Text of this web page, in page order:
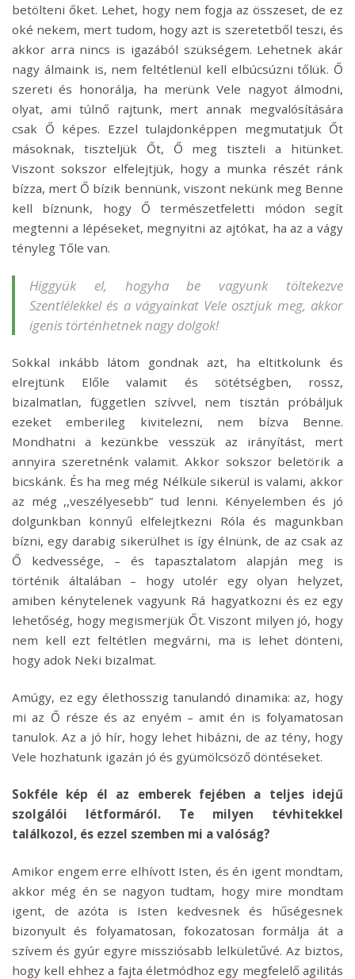
betölteni őket. Lehet, hogy nem fogja az összeset, de ez
oké nekem, mert tudom, hogy azt is szeretetből teszi, és
akkor arra nincs is igazából szükségem. Lehetnek akár
nagy álmaink is, nem feltétlenül kell elbúcsúzni tőlük. Ő
szereti és honorálja, ha merünk Vele nagyot álmodni,
olyat, ami túlnő rajtunk, mert annak megvalósítására
csak Ő képes. Ezzel tulajdonképpen megmutatjuk Őt
másoknak, tiszteljük Őt, Ő meg tiszteli a hitünket.
Viszont sokszor elfelejtjük, hogy a munka részét ránk
bízza, mert Ő bízik bennünk, viszont nekünk meg Benne
kell bíznunk, hogy Ő természetfeletti módon segít
megtenni a lépéseket, megnyitni az ajtókat, ha az a vágy
tényleg Tőle van.
Higgyük el, hogyha be vagyunk töltekezve
Szentlélekkel és a vágyainkat Vele osztjuk meg, akkor
igenis történhetnek nagy dolgok!
Sokkal inkább látom gondnak azt, ha eltitkolunk és
elrejtünk Előle valamit és sötétségben, rossz,
bizalmatlan, független szívvel, nem tisztán próbáljuk
ezeket emberileg kivitelezni, nem bízva Benne.
Mondhatni a kezünkbe vesszük az irányítást, mert
annyira szeretnénk valamit. Akkor sokszor beletörik a
bicskánk. És ha meg még Nélküle sikerül is valami, akkor
az még ,,veszélyesebb” tud lenni. Kényelemben és jó
dolgunkban könnyű elfelejtkezni Róla és magunkban
bízni, egy darabig sikerülhet is így élnünk, de az csak az
Ő kedvessége, – és tapasztalatom alapján meg is
történik általában – hogy utolér egy olyan helyzet,
amiben kénytelenek vagyunk Rá hagyatkozni és ez egy
lehetőség, hogy megismerjük Őt. Viszont milyen jó, hogy
nem kell ezt feltétlen megvárni, ma is lehet dönteni,
hogy adok Neki bizalmat.
Amúgy, ez egy élethosszig tanulandó dinamika: az, hogy
mi az Ő része és az enyém – amit én is folyamatosan
tanulok. Az a jó hír, hogy lehet hibázni, de az tény, hogy
Vele hozhatunk igazán jó és gyümölcsöző döntéseket.
Sokféle kép él az emberek fejében a teljes idejű
szolgálói létformáról. Te milyen tévhitekkel
találkozol, és ezzel szemben mi a valóság?
Amikor engem erre elhívott Isten, és én igent mondtam,
akkor még én se nagyon tudtam, hogy mire mondtam
igent, de azóta is Isten kedvesnek és hűségesnek
bizonyult és folyamatosan, fokozatosan formálja át a
szívem és gyúr egyre missziósabb lelkületűvé. Az biztos,
hogy kell ehhez a fajta életmódhoz egy megfelelő agilitás